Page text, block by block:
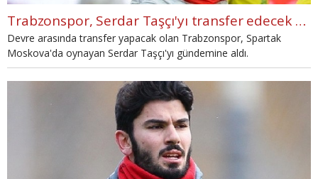
Trabzonspor, Serdar Taşçı'yı transfer edecek mi?
Devre arasında transfer yapacak olan Trabzonspor, Spartak
Moskova'da oynayan Serdar Taşçı'yı gündemine aldı.